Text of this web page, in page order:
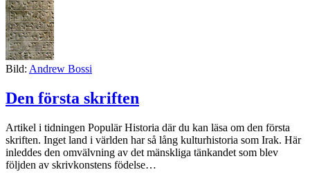
Bild: Andrew Bossi
Den första skriften
Artikel i tidningen Populär Historia där du kan läsa om den första
skriften. Inget land i världen har så lång kulturhistoria som Irak. Här
inleddes den omvälvning av det mänskliga tänkandet som blev
följden av skrivkonstens födelse…